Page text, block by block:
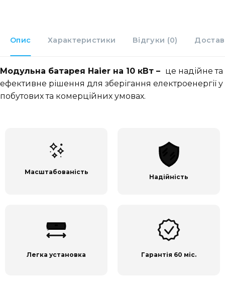
Опис Характеристики Відгуки (0)
Модульна батарея Haier на 10 кВт – це надійне та
ефективне рішення для зберігання електроенергії у
побутових та комерційних умовах.
Масштабованість
Надійність
Легка установка Гарантія 60 міс.